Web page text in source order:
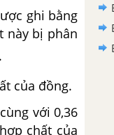
ghi bằng
này bị phân
.
của đồng.
với 0,36
chất của